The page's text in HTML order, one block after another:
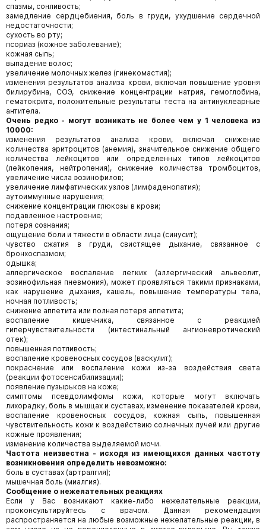
спазмы, сонливость;
замедление сердцебиения, боль в груди, ухудшение сердечной
недостаточности;
сухость во рту;
псориаз (кожное заболевание);
кожная сыпь;
выпадение волос;
увеличение молочных желез (гинекомастия);
изменения результатов анализа крови, включая повышение уровня
билирубина, СОЭ, снижение концентрации натрия, гемоглобина,
гематокрита, положительные результаты теста на антинуклеарные
антитела.
Очень редко - могут возникать не более чем у 1 человека из
10000:
изменения результатов анализа крови, включая снижение
количества эритроцитов (анемия), значительное снижение общего
количества лейкоцитов или определенных типов лейкоцитов
(лейкопения, нейтропения), снижение количества тромбоцитов,
увеличение числа эозинофилов;
увеличение лимфатических узлов (лимфаденопатия);
аутоиммунные нарушения;
снижение концентрации глюкозы в крови;
подавленное настроение;
потеря сознания;
ощущение боли и тяжести в области лица (синусит);
чувство сжатия в груди, свистящее дыхание, связанное с
бронхоспазмом;
одышка;
аллергическое воспаление легких (аллергический альвеолит,
эозинофильная пневмония), может проявляться такими признаками,
как нарушение дыхания, кашель, повышение температуры тела,
ночная потливость;
снижение аппетита или полная потеря аппетита;
воспаление кишечника, связанное с реакцией
гиперчувствительности (интестинальный ангионевротический
отек);
повышенная потливость;
воспаление кровеносных сосудов (васкулит);
покраснение или воспаление кожи из-за воздействия света
(реакции фотосенсибилизации);
появление пузырьков на коже;
симптомы псевдолимфомы кожи, которые могут включать
лихорадку, боль в мышцах и суставах, изменение показателей крови,
воспаление кровеносных сосудов, кожная сыпь, повышенная
чувствительность кожи к воздействию солнечных лучей или другие
кожные проявления;
изменение количества выделяемой мочи.
Частота неизвестна - исходя из имеющихся данных частоту
возникновения определить невозможно:
боль в суставах (артралгия);
мышечная боль (миалгия).
Сообщение о нежелательных реакциях
Если у Вас возникают какие-либо нежелательные реакции,
проконсультируйтесь с врачом. Данная рекомендация
распространяется на любые возможные нежелательные реакции, в